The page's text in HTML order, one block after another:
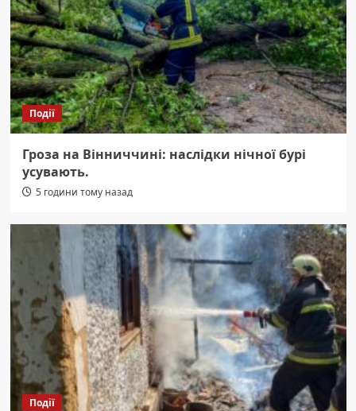
Події
Гроза на Вінниччині: наслідки нічної бурі
усувають.
5 години тому назад
Події